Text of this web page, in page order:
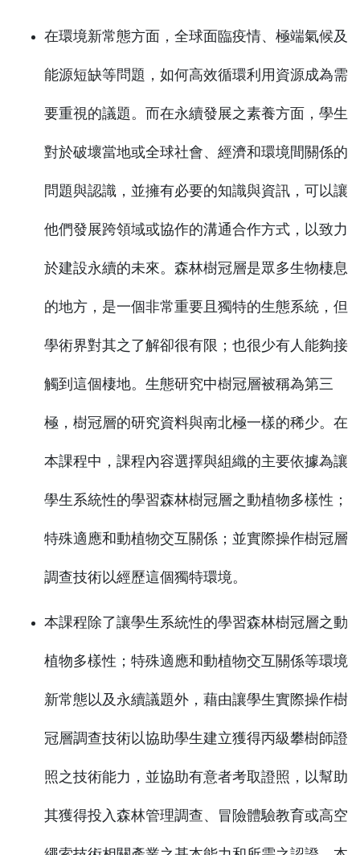
在環境新常態方面，全球面臨疫情、極端氣候及
能源短缺等問題，如何高效循環利用資源成為需
要重視的議題。而在永續發展之素養方面，學生
對於破壞當地或全球社會、經濟和環境間關係的
問題與認識，並擁有必要的知識與資訊，可以讓
他們發展跨領域或協作的溝通合作方式，以致力
於建設永續的未來。森林樹冠層是眾多生物棲息
的地方，是一個非常重要且獨特的生態系統，但
學術界對其之了解卻很有限；也很少有人能夠接
觸到這個棲地。生態研究中樹冠層被稱為第三
極，樹冠層的研究資料與南北極一樣的稀少。在
本課程中，課程內容選擇與組織的主要依據為讓
學生系統性的學習森林樹冠層之動植物多樣性；
特殊適應和動植物交互關係；並實際操作樹冠層
調查技術以經歷這個獨特環境。
本課程除了讓學生系統性的學習森林樹冠層之動
植物多樣性；特殊適應和動植物交互關係等環境
新常態以及永續議題外，藉由讓學生實際操作樹
冠層調查技術以協助學生建立獲得丙級攀樹師證
照之技術能力，並協助有意者考取證照，以幫助
其獲得投入森林管理調查、冒險體驗教育或高空